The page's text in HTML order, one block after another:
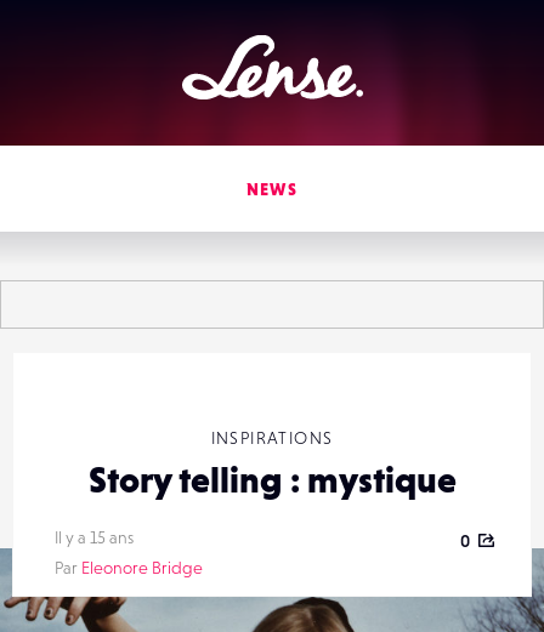
Lense
NEWS
INSPIRATIONS
Story telling : mystique
Il y a 15 ans
Par Eleonore Bridge
0